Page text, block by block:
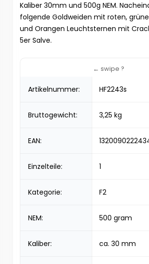
Kaliber 30mm und 500g NEM.
folgende Goldweiden mit roten,
und Orangen Leuchtsternen mit
5er Salve.
Artikelnummer: HF2243s
Bruttogewicht: 3,25 kg
EAN:
Einzelteile: 1
Kategorie: F2
NEM: 500 gram
Kaliber: ca. 30 mm